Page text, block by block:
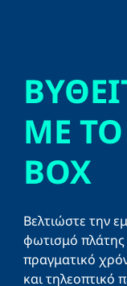
ΜΕ ΤΟ
BOX
Βελτιώστε την
φωτισμό
πραγματικό
και τηλεοπτικό